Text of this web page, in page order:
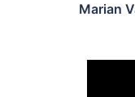
Marian